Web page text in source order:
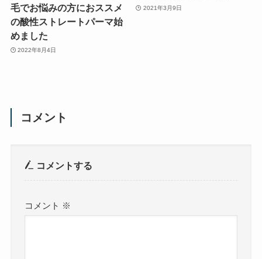
毛でお悩みの方におススメ
の酸性ストレートパーマ始
めました
2022年8月4日
2021年3月9日
コメント
コメントする
コメント ※